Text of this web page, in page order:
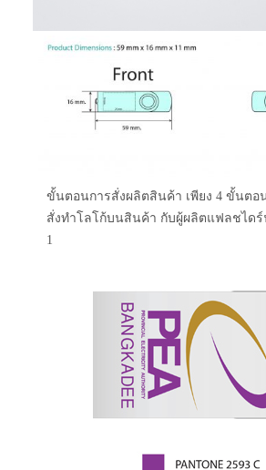
ขั้นตอนการสั่งผลิตสินค้า เพียง 4 ขั้นตอ
สั่งทำโลโก้บนสินค้า กับผู้ผลิตแฟลชไดร์
1